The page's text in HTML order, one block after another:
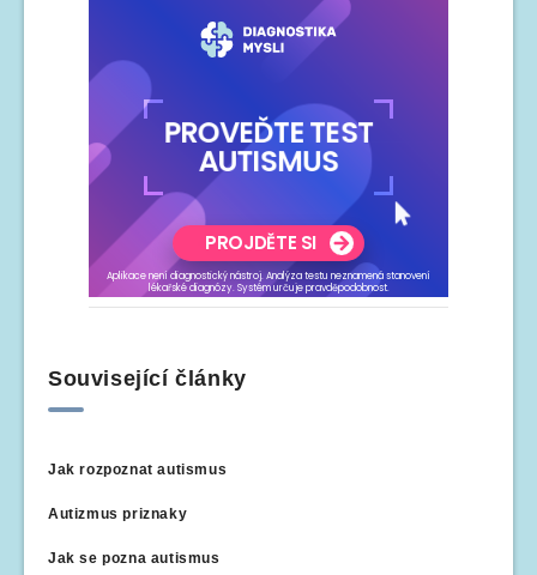
Související články
Jak rozpoznat autismus
Autizmus priznaky
Jak se pozna autismus